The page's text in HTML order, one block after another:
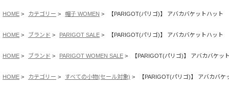
HOME カテゴリー 帽子 WOMEN 【PARIGOT(パリゴ)】 アバカバケットハット
HOME ブランド PARIGOT SALE 【PARIGOT(パリゴ)】 アバカバケットハット
HOME ブランド PARIGOT WOMEN SALE 【PARIGOT(パリゴ)】 アバカバケッ
HOME カテゴリー すべての小物(セール対象) 【PARIGOT(パリゴ)】 アバカバケ